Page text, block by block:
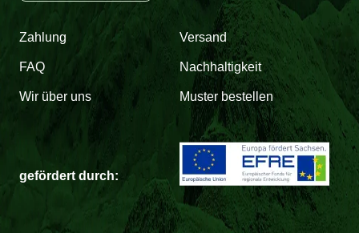
Zahlung Versand
FAQ Nachhaltigkeit
Wir über uns Muster bestellen
gefördert durch: